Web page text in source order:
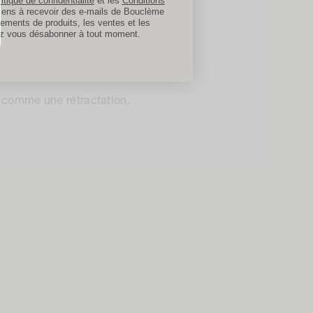
initiaux. Si votre
4 £ / 6 € seront également
leur droit légal de
une rétractation.
à recevoir des e-mails de Bouclème
de produits, les ventes et les
vous désabonner à tout moment.